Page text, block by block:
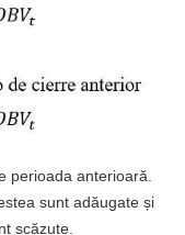
perioada anterioară.
sunt adăugate și
scăzute.